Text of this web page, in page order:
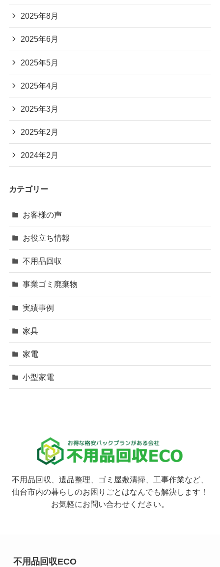
2025年8月
2025年6月
2025年5月
2025年4月
2025年3月
2025年2月
2024年2月
カテゴリー
お客様の声
お役立ち情報
不用品回収
事業ゴミ廃棄物
実績事例
家具
家電
小型家電
不用品回収、遺品整理、ゴミ屋敷清掃、工事作業など、
仙台市内の暮らしのお困りごとはなんでも解決します！
お気軽にお問い合わせください。
不用品回収ECO